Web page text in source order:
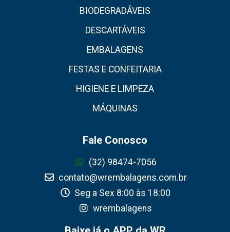
BIODEGRADÁVEIS
DESCARTÁVEIS
EMBALAGENS
FESTAS E CONFEITARIA
HIGIENE E LIMPEZA
MÁQUINAS
Fale Conosco
(32) 98474-7056
contato@wrembalagens.com.br
Seg a Sex 8:00 às 18:00
wrembalagens